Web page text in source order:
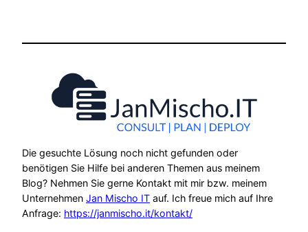
Die gesuchte Lösung noch nicht gefunden oder
benötigen Sie Hilfe bei anderen Themen aus meinem
Blog? Nehmen Sie gerne Kontakt mit mir bzw. meinem
Unternehmen Jan Mischo IT auf. Ich freue mich auf Ihre
Anfrage: https://janmischo.it/kontakt/